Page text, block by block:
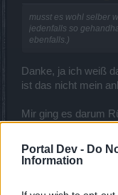
Portal Dev - Do
Information
musst es wohl selber
jedenfalls so
ebenfalls.)
Danke, ja ich weiß
ist das nicht mein
Mir ging es darum
Stellenweise scheinen